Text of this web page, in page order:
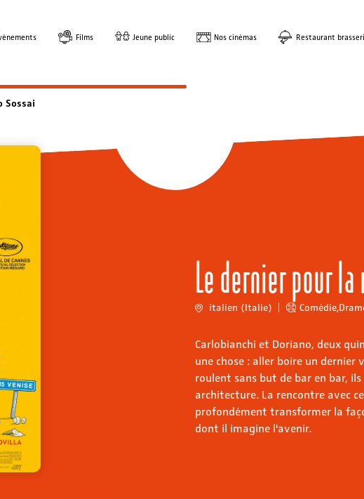
Films Jeune public Nos cinémas Restaurant
Sossai
Le dernier pour
italien (Italie) Comédie,
Carlobianchi et Doriano, deux
une chose : aller boire un dernier
roulent sans but de bar en bar,
architecture. La rencontre avec
profondément transformer la
dont il imagine l'avenir.